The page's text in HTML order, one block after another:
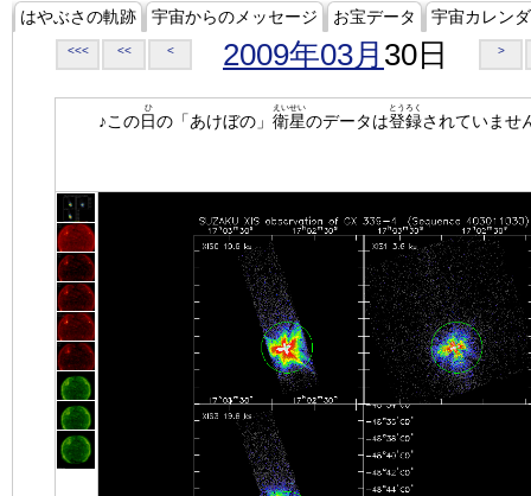
はやぶさの軌跡 宇宙からのメッセージ お宝データ 宇宙カレン
<<< << < 2009年03月 30日 >
♪この日
ひ
の「あけぼの」 衛星
えいせい
のデータは登録
とうろく
されていませ